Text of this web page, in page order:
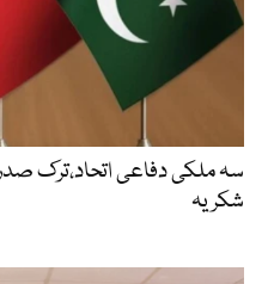
سہ ملکی دفاعی اتحاد،ترک
شکریہ